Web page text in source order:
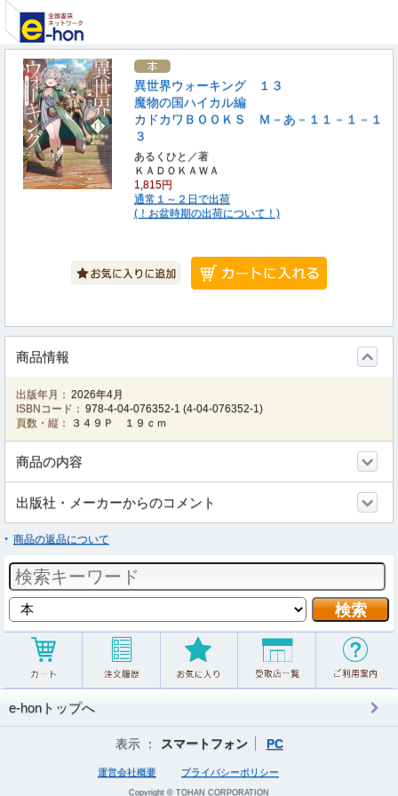
異世界ウォーキング １３
魔物の国ハイカル編
カドカワＢＯＯＫＳ Ｍ－あ－１１－１－１
３
あるくひと／著
ＫＡＤＯＫＡＷＡ
1,815円
通常１～２日で出荷
(！お盆時期の出荷について！)
商品情報
出版年月： 2026年4月
ISBNコード： 978-4-04-076352-1 (4-04-076352-1)
頁数・縦：
３４９Ｐ １９ｃｍ
商品の内容
出版社・メーカーからのコメント
商品の返品について
e-honトップへ
表示 ： スマートフォン PC
運営会社概要 プライバシーポリシー
Copyright © TOHAN CORPORATION